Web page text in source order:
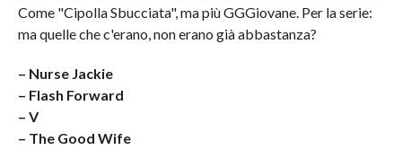
Come "Cipolla Sbucciata", ma più GGGiovane. Per la serie:
ma quelle che c'erano, non erano già abbastanza?
– Nurse Jackie
– Flash Forward
– V
– The Good Wife